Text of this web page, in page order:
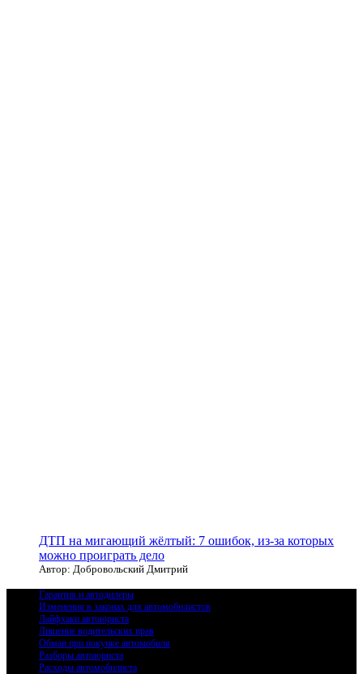
ДТП на мигающий жёлтый: 7 ошибок, из-за которых
можно проиграть дело
Автор: Добровольский Дмитрий
Гарантия и автодилеры
Изменения в законах для автомобилистов
Лайфхаки автоюриста
Лишение водительских прав
Обман при покупке автомобиля
Разборы автоюриста
Расходы автомобилиста